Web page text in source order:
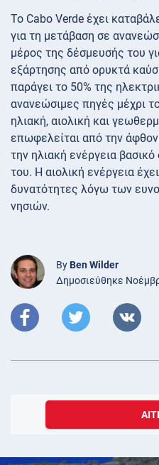
Το Cabo Verde έχει
για τη μετάβαση σε
μέρος της δέσμευσής του
εξάρτησης από ορυκτά
παράγει το 50% της
ανανεώσιμες πηγές μέχρι
ηλιακή, αιολική και
επωφελείται από την
την ηλιακή ενέργεια
του. Η αιολική ενέργεια
δυνατότητες λόγω των
νησιών.
By Ben Wilder
Δημοσιεύθηκε